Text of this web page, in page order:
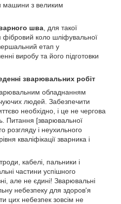
машини з великим
шва , для такої
фібровий коло шліфувальної
етап у
виробу та його підготовки
зварювальних робіт
обладнанням
людей. Забезпечити
необхідно, і це не чергова
Питання [зварювальної
розгляду і неухильного
кваліфікації зварника і
кабелі, пальники і
частини успішного
але не єдині! Зварювальні
небезпеку для здоров'я
цих небезпек зовсім не